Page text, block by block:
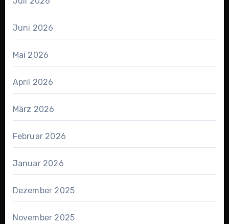
Juni 2026
Mai 2026
April 2026
März 2026
Februar 2026
Januar 2026
Dezember 2025
November 2025